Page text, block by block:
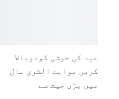
عید کی خوشی کودوبالا
کریں بوابت الشرق مال
میں بڑی جیت سے